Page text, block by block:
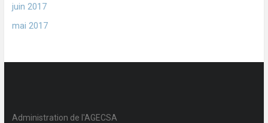
juin 2017
mai 2017
Administration de l'AGECSA